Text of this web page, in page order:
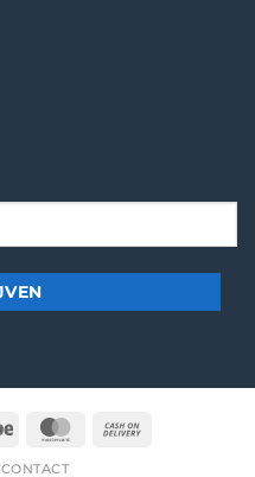
Stripe MasterCard
CONTACT